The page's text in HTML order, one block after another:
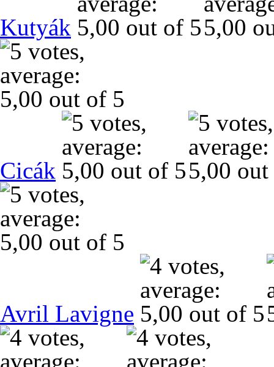
Kutyák
Cicák
Avril Lavigne